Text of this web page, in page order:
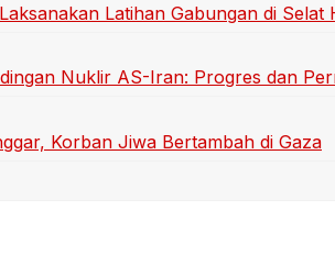
Latihan Gabungan di Selat
Nuklir AS-Iran: Progres dan
Korban Jiwa Bertambah di Gaza